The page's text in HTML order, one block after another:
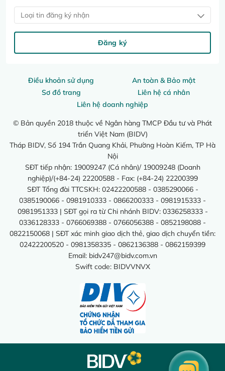
Điều khoản sử dụng
An toàn & Bảo mật
Sơ đồ trang
Liên hệ cá nhân
Liên hệ doanh nghiệp
© Bản quyền 2018 thuộc về Ngân hàng TMCP Đầu tư và Phát
triển Việt Nam (BIDV)
Tháp BIDV, Số 194 Trần Quang Khải, Phường Hoàn Kiếm, TP Hà
Nội
SĐT tiếp nhận: 19009247 (Cá nhân)/ 19009248 (Doanh
nghiệp)/(+84-24) 22200588 - Fax: (+84-24) 22200399
SĐT Tổng đài TTCSKH: 02422200588 - 0385290066 -
0385190066 - 0981910333 - 0866200333 - 0981915333 -
0981951333 | SĐT gọi ra từ Chi nhánh BIDV: 0336258333 -
0336128333 - 0766069388 - 0766056388 - 0852198088 -
0822150068 | SĐT xác minh giao dịch thẻ, giao dịch chuyển tiền:
02422200520 - 0981358335 - 0862136388 - 0862159399
Email: bidv247@bidv.com.vn
Swift code: BIDVVNVX
Loại tin đăng ký nhận
Đăng ký